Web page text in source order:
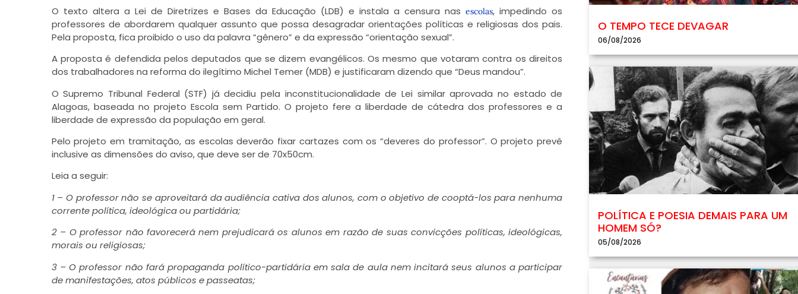
O texto altera a Lei de Diretrizes e Bases da Educação (LDB) e instala a censura nasescolas, impedindo os
professores de abordarem qualquer assunto que possa desagradar orientações políticas e religiosas dos pais.
Pela proposta, fica proibido o uso da palavra “gênero” e da expressão “orientação sexual”.
A proposta é defendida pelos deputados que se dizem evangélicos. Os mesmo que votaram contra os direitos
dos trabalhadores na reforma do ilegítimo Michel Temer (MDB) e justificaram dizendo que “Deus mandou”.
O Supremo Tribunal Federal (STF) já decidiu pela inconstitucionalidade de Lei similar aprovada no estado de
Alagoas, baseada no projeto Escola sem Partido. O projeto fere a liberdade de cátedra dos professores e a
liberdade de expressão da população em geral.
Pelo projeto em tramitação, as escolas deverão fixar cartazes com os “deveres do professor”. O projeto prevê
inclusive as dimensões do aviso, que deve ser de 70x50cm.
Leia a seguir:
1 – O professor não se aproveitará da audiência cativa dos alunos, com o objetivo de cooptá-los para nenhuma
corrente política, ideológica ou partidária;
2 – O professor não favorecerá nem prejudicará os alunos em razão de suas convicções políticas, ideológicas,
morais ou religiosas;
3 – O professor não fará propaganda político-partidária em sala de aula nem incitará seus alunos a participar
de manifestações, atos públicos e passeatas;
O TEMPO TECE DEVAGAR
06/08/2026
POLÍTICA E POESIA DEMAIS PARA UM
HOMEM SÓ?
05/08/2026